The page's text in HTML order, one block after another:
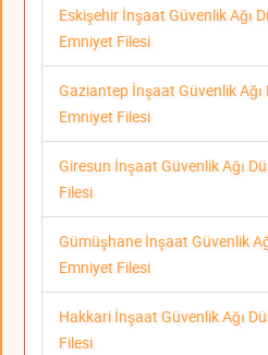
Eskişehir İnşaat Güvenlik Ağı
Emniyet Filesi
Gaziantep İnşaat Güvenlik
Emniyet Filesi
Giresun İnşaat Güvenlik Ağı
Filesi
Gümüşhane İnşaat Güvenlik
Emniyet Filesi
Hakkari İnşaat Güvenlik Ağı
Filesi